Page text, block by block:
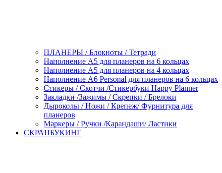
ПЛАНЕРЫ / Блокноты / Тетради
Наполнение А5 для планеров на 6 кольцах
Наполнение А5 для планеров на 4 кольцах
Наполнение А6 Personal для планеров на 6 кольцах
Стикеры / Скотчи /Стикербуки Happy Planner
Закладки /Зажимы / Скрепки / Брелоки
Дыроколы / Ножи / Крепеж/ Фурнитура для
планеров
Маркеры / Ручки /Карандаши/ Ластики
СКРАПБУКИНГ